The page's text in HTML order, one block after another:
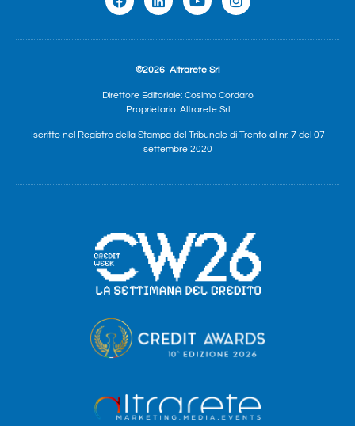
©2026 Altrarete Srl
Direttore Editoriale: Cosimo Cordaro
Proprietario: Altrarete Srl
Iscritto nel Registro della Stampa del Tribunale di Trento al nr. 7 del 07
settembre 2020